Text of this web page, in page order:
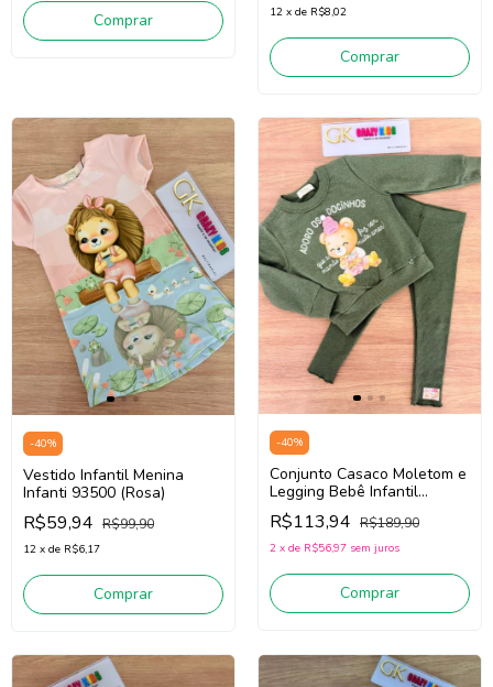
Comprar 12 x de R$8,02
Comprar
-40%
Vestido Infantil Menina
Infanti 93500 (Rosa)
R$59,94 R$99,90
12 x de R$6,17
Comprar
-40%
Conjunto Casaco Moletom e
Legging Bebê Infantil
Menina Infanti 89646
(Verde)
R$113,94 R$189,90
2 x de R$56,97 sem juros
Comprar